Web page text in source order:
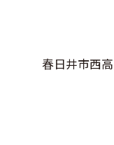
春日井市西